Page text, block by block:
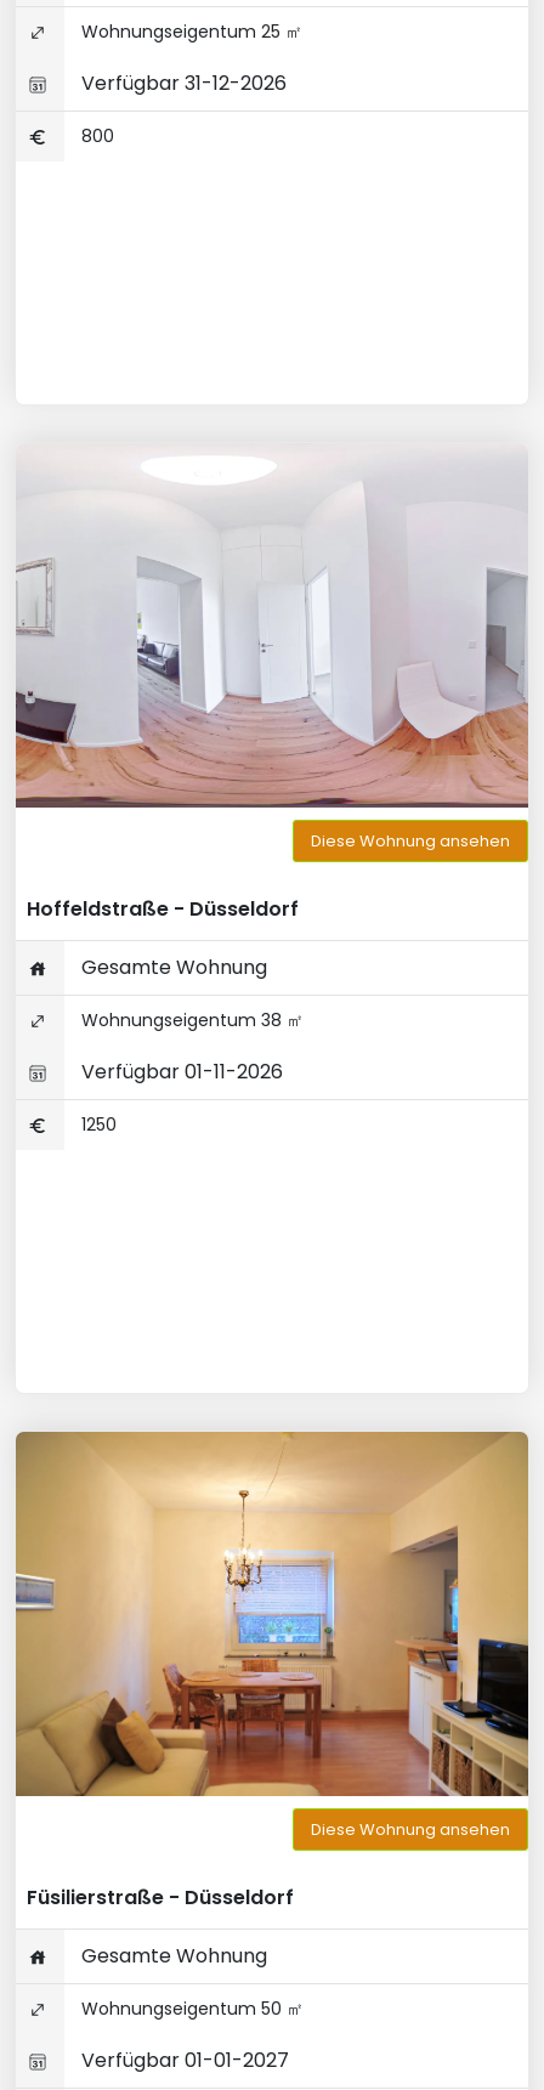
Wohnungseigentum 25 ㎡
Verfügbar 31-12-2026
800
Diese Wohnung ansehen
Hoffeldstraße - Düsseldorf
Gesamte Wohnung
Wohnungseigentum 38 ㎡
Verfügbar 01-11-2026
1250
Diese Wohnung ansehen
Füsilierstraße - Düsseldorf
Gesamte Wohnung
Wohnungseigentum 50 ㎡
Verfügbar 01-01-2027